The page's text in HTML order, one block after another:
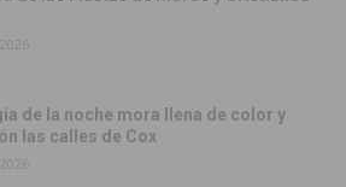
de la noche mora llena de color y
las calles de Cox